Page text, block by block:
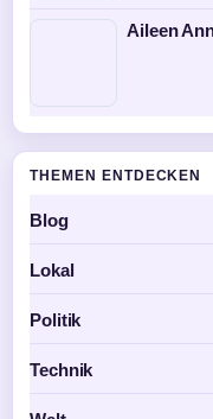
Aileen
THEMEN ENTDECKEN
Blog
Lokal
Politik
Technik